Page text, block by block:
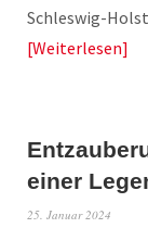
Schleswig-
Weiterlesen
einer
25. Januar 2024